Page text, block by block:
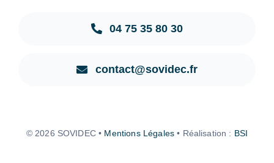
04 75 35 80 30
contact@sovidec.fr
© 2026 SOVIDEC • Mentions Légales • Réalisation : BSI